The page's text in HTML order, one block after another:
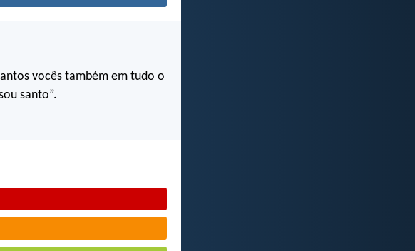
vocês também em tudo o
santo”.